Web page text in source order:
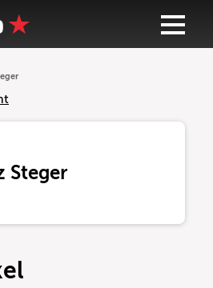
Steger